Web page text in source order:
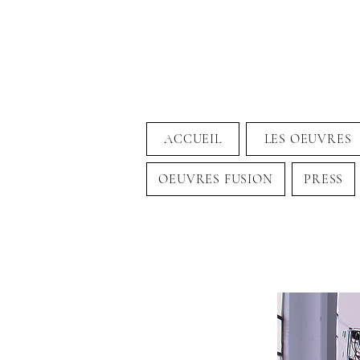
ACCUEIL LES OEUVRES
OEUVRES FUSION PRESS